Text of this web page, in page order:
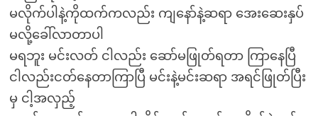
မလိုက်ပါနဲ့ကိုထက်ကလည်း ကျနော်နဲ့ဆရာ အေးဆေးနှပ်
မလို့ခေါ်လာတာပါ
မရဘူး မင်းလတ် ငါလည်း ဆော်မဖြုတ်ရတာ ကြာနေပြီ
ငါလည်းငတ်နေတာကြာပြီ မင်းနဲ့မင်းဆရာ အရင်ဖြုတ်ပြီး
မှ ငါ့အလှည့်